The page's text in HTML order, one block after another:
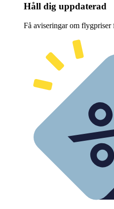
Håll dig uppdaterad
Få aviseringar om flygpriser